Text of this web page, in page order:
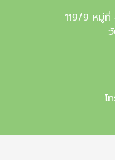
119/9 หมู่ที่
โ